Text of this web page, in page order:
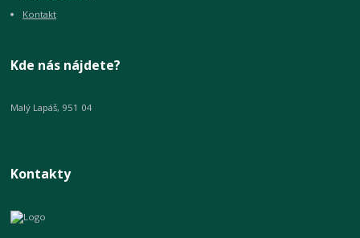
Kontakt
Kde nás nájdete?
Malý Lapáš, 951 04
Kontakty